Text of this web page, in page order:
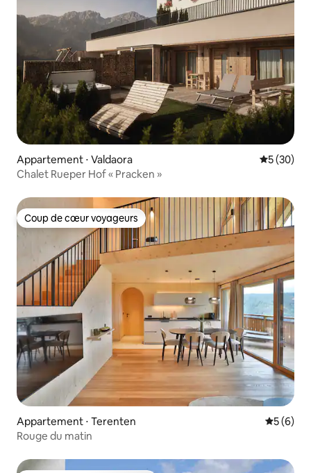
Appartement ⋅ Valdaora
5 (30)
Chalet Rueper Hof « Pracken »
Coup de cœur voyageurs
Coup de cœur voyageurs
Appartement ⋅ Terenten
5 (6)
Rouge du matin